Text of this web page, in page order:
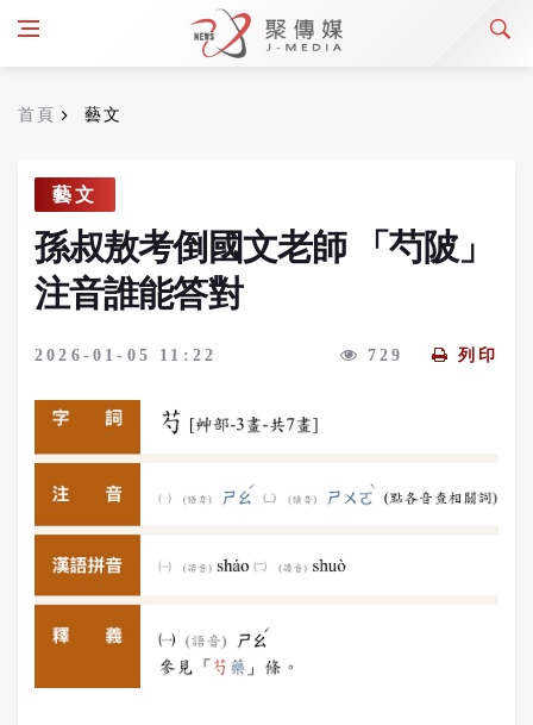
首頁 藝文
藝文
孫叔敖考倒國文老師 「芍陂」
注音誰能答對
2026-01-05 11:22 729 列印